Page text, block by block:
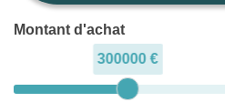
Montant d'achat
300000 €